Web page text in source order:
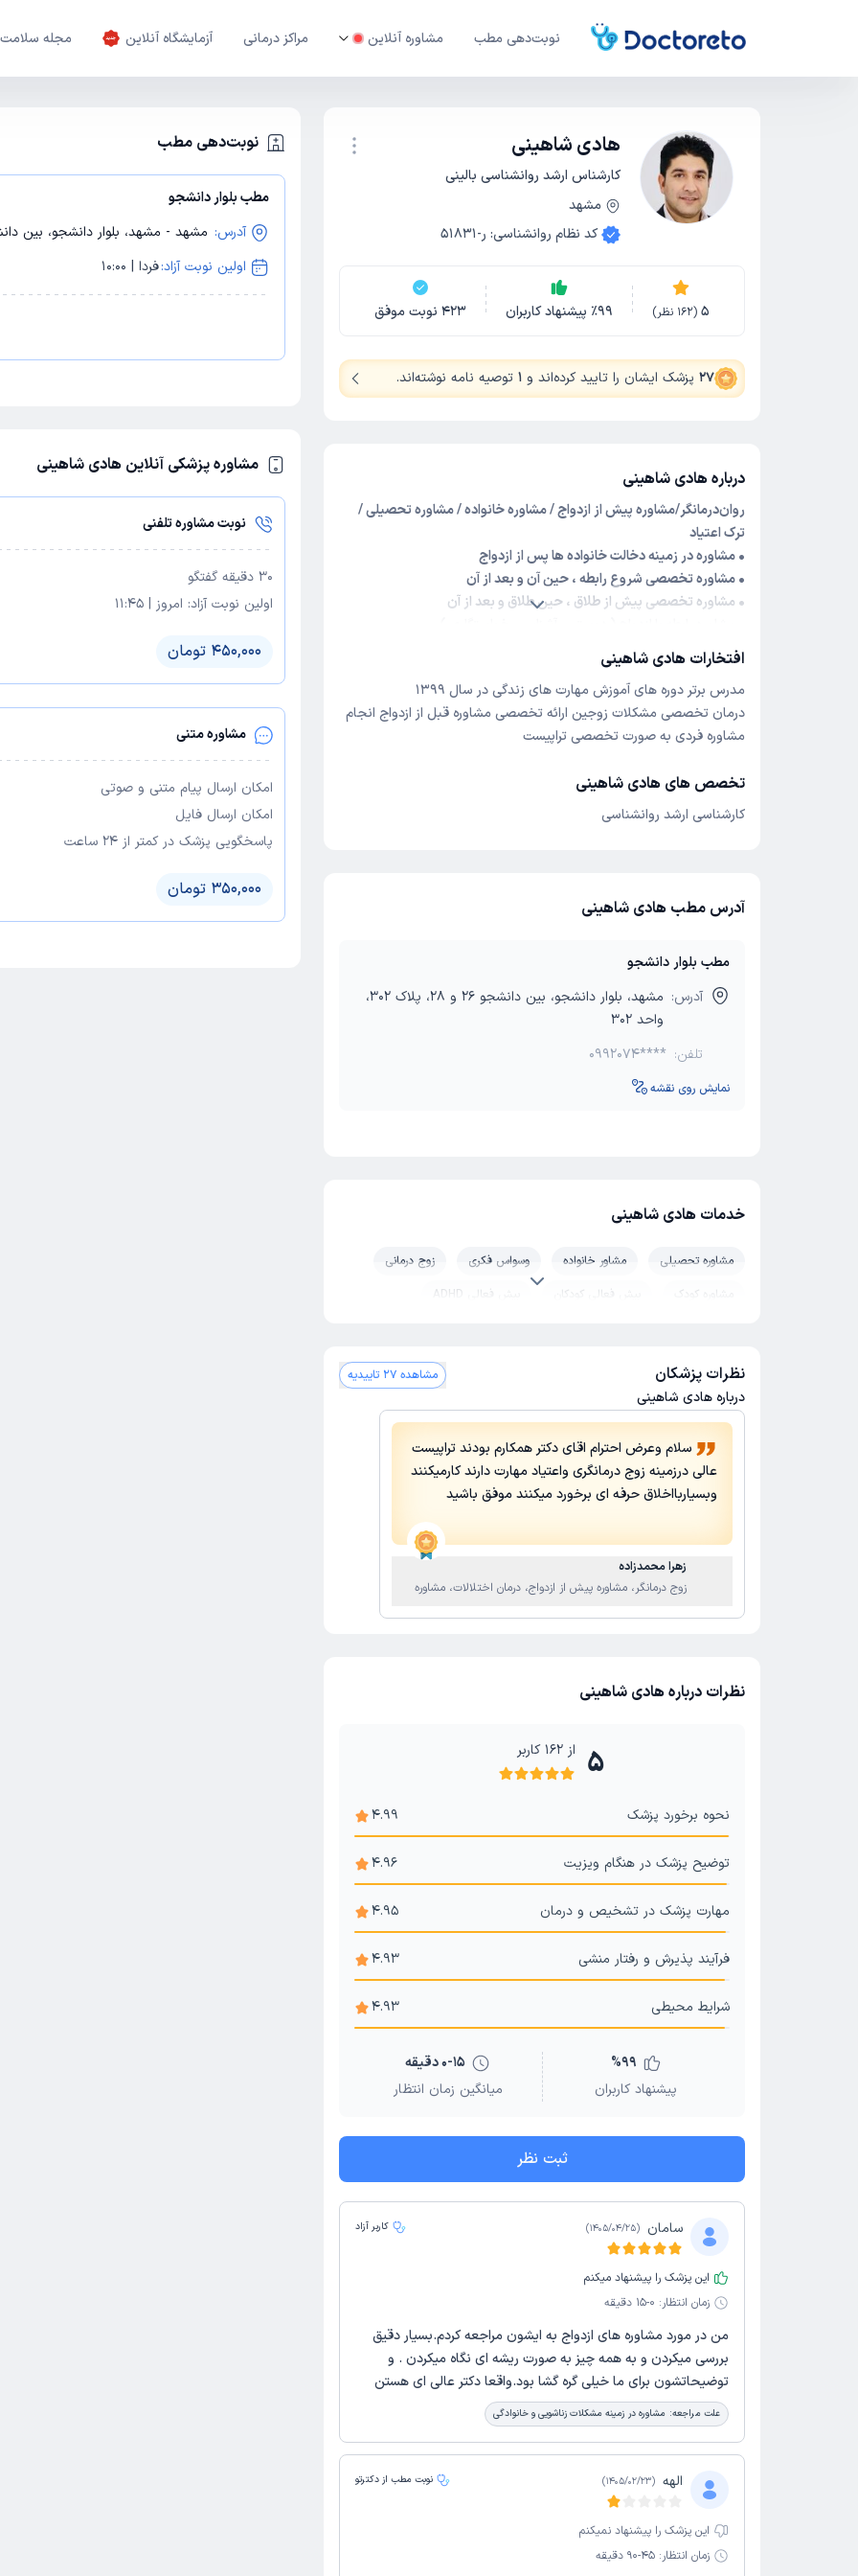
نوبت‌دهی مطب مشاوره آنلاین مراکز درمانی آزمایشگاه آنلاین مجله سلامت
هادی شاهینی
کارشناس ارشد روانشناسی بالینی
مشهد
کد نظام روانشناسی: ر-51831
5
(
162 نظر) ٪99 پیشنهاد کاربران 423 نوبت موفق
27 پزشک ایشان را تایید کرده‌اند و 1 توصیه نامه نوشته‌اند.
نوبت‌دهی مطب
مطب بلوار دانشجو
آدرس: مشهد - مشهد، بلوار دانشجو، بین دانشجو 26 و 28، پلاک 302،
اولین نوبت آزاد:فردا | 10:00
مشاوره پزشکی آنلاین هادی شاهینی
نوبت مشاوره تلفنی
30 دقیقه گفتگو
اولین نوبت آزاد: امروز |
11:45
450,000 تومان
مشاوره متنی
امکان ارسال پیام متنی و صوتی
امکان ارسال فایل
پاسخگویی پزشک در کمتر از ۲۴ ساعت
350,000 تومان
درباره هادی شاهینی
روان‌درمانگر/مشاوره پیش از ازدواج / مشاوره خانواده / مشاوره تحصیلی /
ترک اعتیاد
• مشاوره در زمینه دخالت خانواده ها پس از ازدواج
• مشاوره تخصصی شروع رابطه ، حین آن و بعد از آن
• مشاوره تخصصی پیش از طلاق ، حین طلاق و بعد از آن
• آشنایی کامل با رویکردهای تخصصی درمان فردی و زوج، ازدواج و خانواده
• انجام کلیه تست های شخصیت و پیش از ازدواج و اعتیاد
• مربی زوج درمانی سیستمی
متخصص روان‌درمانی فردی(تراپیست)درمان افسردگی اضطراب وسواس و
....
• مربی مهارت های زندگی برای زوجین جوان و آموزش تاثیر اختلالات
شخصیت بر روابط زناشویی
افتخارات هادی شاهینی
مدرس برتر دوره های آموزش مهارت های زندگی در سال 1399
درمان تخصصی مشکلات زوجین ارائه‌ تخصصی مشاوره قبل از ازدواج انجام
مشاوره فردی به صورت تخصصی تراپیست
تخصص های هادی شاهینی
کارشناسی ارشد روانشناسی
آدرس مطب هادی شاهینی
مطب بلوار دانشجو
آدرس:
مشهد، بلوار دانشجو، بین دانشجو 26 و 28، پلاک 302،
واحد 302
تلفن: 0992074****
نمایش روی نقشه
خدمات هادی شاهینی
مشاوره تحصیلی مشاور خانواده وسواس فکری
زوج درمانی
مشاوره کودک
بیش فعالی کودکان
بیش فعالی ADHD
روانکاوی
مشاوره مدیریت خشم
مشاوره رفتار درمانی
مشاوره حل تعارض ازدواج
مشاوره قبل ازدواج
سلامت و بهداشت روان
پانیک
روان درمانی درمان خودآزاری
سکس تراپی
بازی درمانی
روانشناس کودکان استثنایی
درمان اختلال شخصیت مرزی
اختلال یادگیری کودکان
نظرات پزشکان
درباره هادی شاهینی
مشاهده 27 تاییدیه
سلام وعرض احترام اقای دکتر همکارم بودند تراپیست
عالی درزمینه زوج درمانگری واعتیاد مهارت دارند کارمیکنند
وبسیاربااخلاق حرفه ای برخورد میکنند موفق باشید
زهرا محمدزاده
زوج درمانگر، مشاوره پیش از ازدواج، درمان اختلالات، مشاوره
نظرات درباره هادی شاهینی
5 از 162کاربر
نحوه برخورد پزشک 4.99
توضیح پزشک در هنگام ویزیت 4.96
مهارت پزشک در تشخیص و درمان 4.95
فرآیند پذیرش و رفتار منشی 4.93
شرایط محیطی 4.93
%99
پیشنهاد کاربران
0-15 دقیقه
میانگین زمان انتظار
ثبت نظر
سامان (
1405/04/25
) کاربر آزاد
این پزشک را پیشنهاد میکنم
زمان انتظار: 0-15 دقیقه
من در مورد مشاوره های ازدواج به ایشون مراجعه کردم.بسیار دقیق
بررسی میکردن و به همه چیز به صورت ریشه ای نگاه میکردن . و
توضیحاتشون برای ما خیلی گره گشا بود.واقعا دکتر عالی ای هستن
علت مراجعه: مشاوره در زمینه مشکلات زناشویی و خانوادگی
الهه (
1405/02/23
) نوبت مطب از دکترتو
این پزشک را پیشنهاد نمیکنم
زمان انتظار: 45-90 دقیقه